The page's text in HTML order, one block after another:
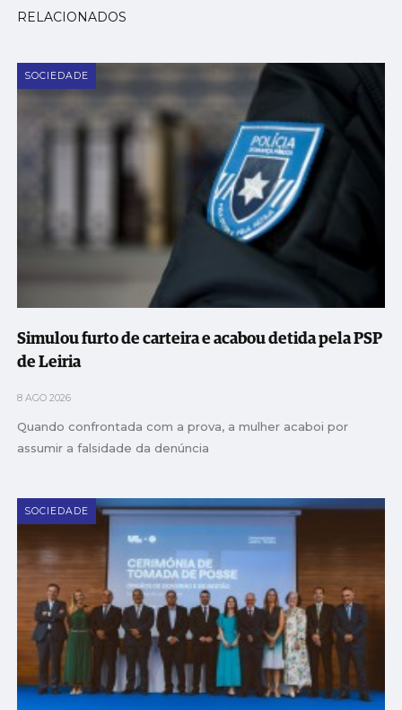
RELACIONADOS
SOCIEDADE
Simulou furto de carteira e acabou detida pela PSP
de Leiria
8 AGO 2026
Quando confrontada com a prova, a mulher acaboi por
assumir a falsidade da denúncia
SOCIEDADE